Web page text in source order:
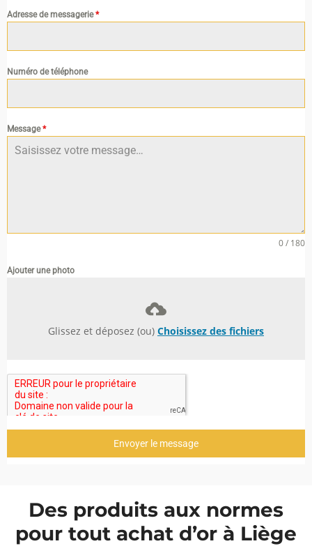
Adresse de messagerie*
Numéro de téléphone
Message*
0 / 180
Ajouter une photo
Glissez et déposez (ou) Choisissez des fichiers
Envoyer le message
Des produits aux normes
pour tout achat d’or à Liège